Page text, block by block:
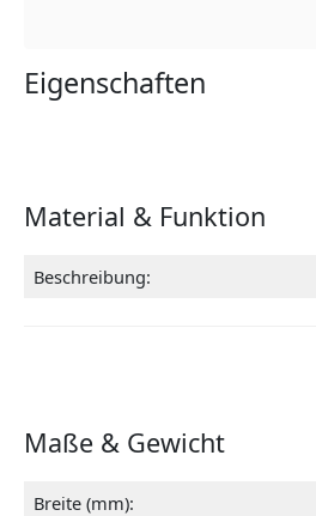
Eigenschaften
Material & Funktion
Beschreibung:
Maße & Gewicht
Breite (mm):